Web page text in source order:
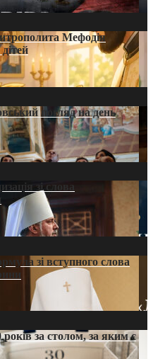
Мефодія
погляд на день
зі слова
зі вступного слова
за столом, за яким є